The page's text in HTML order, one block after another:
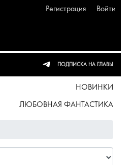
Регистрация Войти
ПОДПИСКА НА ГЛАВЫ
НОВИНКИ
ЛЮБОВНАЯ ФАНТАСТИКА